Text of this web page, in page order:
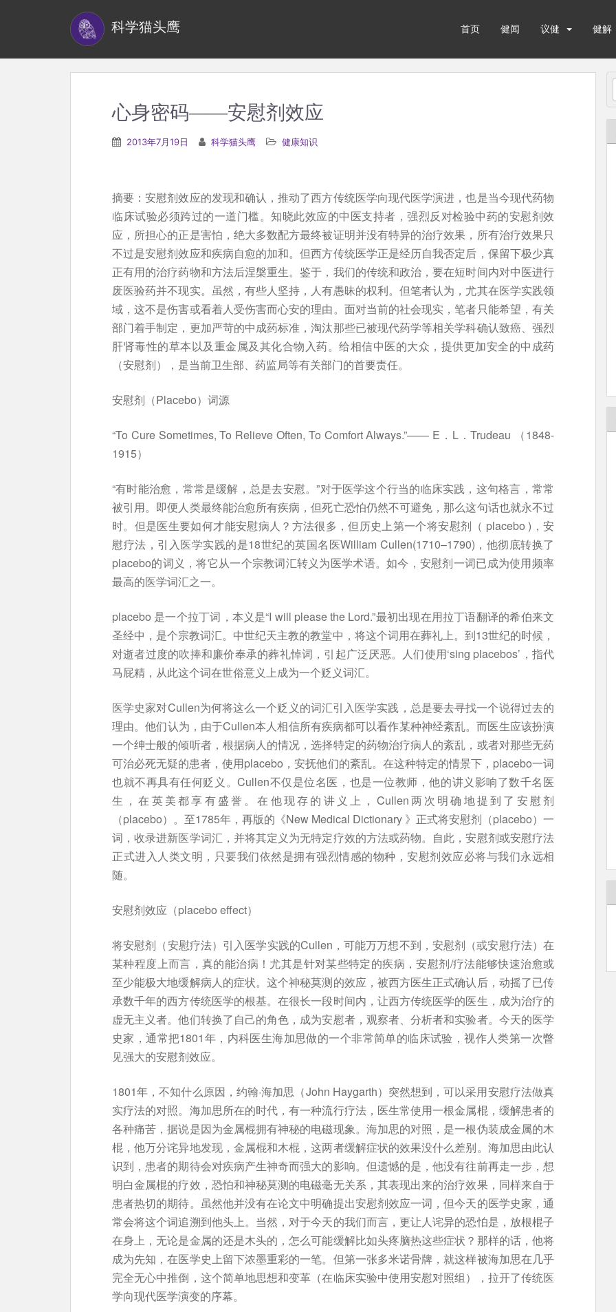
科学猫头鹰 首页 健闻 议健 健解
心身密码——安慰剂效应
2013年7月19日 科学猫头鹰 健康知识
摘要：安慰剂效应的发现和确认，推动了西方传统医学向现代医学演进，也是当今现代药物
临床试验必须跨过的一道门槛。知晓此效应的中医支持者，强烈反对检验中药的安慰剂效
应，所担心的正是害怕，绝大多数配方最终被证明并没有特异的治疗效果，所有治疗效果只
不过是安慰剂效应和疾病自愈的加和。但西方传统医学正是经历自我否定后，保留下极少真
正有用的治疗药物和方法后涅槃重生。鉴于，我们的传统和政治，要在短时间内对中医进行
废医验药并不现实。虽然，有些人坚持，人有愚昧的权利。但笔者认为，尤其在医学实践领
域，这不是伤害或看着人受伤害而心安的理由。面对当前的社会现实，笔者只能希望，有关
部门着手制定，更加严苛的中成药标准，淘汰那些已被现代药学等相关学科确认致癌、强烈
肝肾毒性的草本以及重金属及其化合物入药。给相信中医的大众，提供更加安全的中成药
（安慰剂），是当前卫生部、药监局等有关部门的首要责任。
安慰剂（Placebo）词源
“To Cure Sometimes, To Relieve Often, To Comfort Always.”—— E．L．Trudeau （1848-
1915）
“有时能治愈，常常是缓解，总是去安慰。”对于医学这个行当的临床实践，这句格言，常常
被引用。即便人类最终能治愈所有疾病，但死亡恐怕仍然不可避免，那么这句话也就永不过
时。但是医生要如何才能安慰病人？方法很多，但历史上第一个将安慰剂（ placebo )，安
慰疗法，引入医学实践的是18世纪的英国名医William Cullen(1710–1790)，他彻底转换了
placebo的词义，将它从一个宗教词汇转义为医学术语。如今，安慰剂一词已成为使用频率
最高的医学词汇之一。
placebo 是一个拉丁词，本义是“I will please the Lord.”最初出现在用拉丁语翻译的希伯来文
圣经中，是个宗教词汇。中世纪天主教的教堂中，将这个词用在葬礼上。到13世纪的时候，
对逝者过度的吹捧和廉价奉承的葬礼悼词，引起广泛厌恶。人们使用‘sing placebos’，指代
马屁精，从此这个词在世俗意义上成为一个贬义词汇。
医学史家对Cullen为何将这么一个贬义的词汇引入医学实践，总是要去寻找一个说得过去的
理由。他们认为，由于Cullen本人相信所有疾病都可以看作某种神经紊乱。而医生应该扮演
一个绅士般的倾听者，根据病人的情况，选择特定的药物治疗病人的紊乱，或者对那些无药
可治必死无疑的患者，使用placebo，安抚他们的紊乱。在这种特定的情景下，placebo一词
也就不再具有任何贬义。Cullen不仅是位名医，也是一位教师，他的讲义影响了数千名医
生，在英美都享有盛誉。在他现存的讲义上，Cullen两次明确地提到了安慰剂
（placebo）。至1785年，再版的《New Medical Dictionary 》正式将安慰剂（placebo）一
词，收录进新医学词汇，并将其定义为无特定疗效的方法或药物。自此，安慰剂或安慰疗法
正式进入人类文明，只要我们依然是拥有强烈情感的物种，安慰剂效应必将与我们永远相
随。
安慰剂效应（placebo effect）
将安慰剂（安慰疗法）引入医学实践的Cullen，可能万万想不到，安慰剂（或安慰疗法）在
某种程度上而言，真的能治病！尤其是针对某些特定的疾病，安慰剂/疗法能够快速治愈或
至少能极大地缓解病人的症状。这个神秘莫测的效应，被西方医生正式确认后，动摇了已传
承数千年的西方传统医学的根基。在很长一段时间内，让西方传统医学的医生，成为治疗的
虚无主义者。他们转换了自己的角色，成为安慰者，观察者、分析者和实验者。今天的医学
史家，通常把1801年，内科医生海加思做的一个非常简单的临床试验，视作人类第一次瞥
见强大的安慰剂效应。
1801年，不知什么原因，约翰·海加思（John Haygarth）突然想到，可以采用安慰疗法做真
实疗法的对照。海加思所在的时代，有一种流行疗法，医生常使用一根金属棍，缓解患者的
各种痛苦，据说是因为金属棍拥有神秘的电磁现象。海加思的对照，是一根伪装成金属的木
棍，他万分诧异地发现，金属棍和木棍，这两者缓解症状的效果没什么差别。海加思由此认
识到，患者的期待会对疾病产生神奇而强大的影响。但遗憾的是，他没有往前再走一步，想
明白金属棍的疗效，恐怕和神秘莫测的电磁毫无关系，其表现出来的治疗效果，同样来自于
患者热切的期待。虽然他并没有在论文中明确提出安慰剂效应一词，但今天的医学史家，通
常会将这个词追溯到他头上。当然，对于今天的我们而言，更让人诧异的恐怕是，放根棍子
在身上，无论是金属的还是木头的，怎么可能缓解比如头疼脑热这些症状？那样的话，他将
成为先知，在医学史上留下浓墨重彩的一笔。但第一张多米诺骨牌，就这样被海加思在几乎
完全无心中推倒，这个简单地思想和变革（在临床实验中使用安慰对照组），拉开了传统医
学向现代医学演变的序幕。